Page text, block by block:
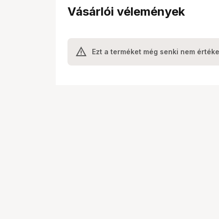
Vásárlói vélemények
Ezt a terméket még senki nem